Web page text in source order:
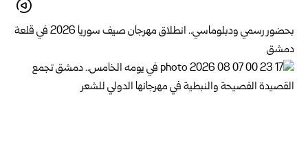
بحضور رسمي ودبلوماسي.. انطلاق مهرجان صيف سوريا 2026 في قلعة
دمشق